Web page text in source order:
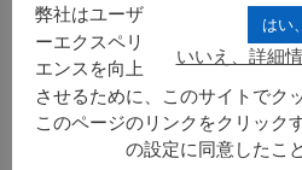
ントメ島、プリンシペ島、そして
和制の島国です。ポルトガル語諸
用語アフリカ諸国加盟国です。
国土は、1,001 km²、人口は
ントメ島とプリンシペ島の二島と
されています。ガボン沖250 –
島で、最高峰はサントメ島のサン
はい
いいえ、詳細
弊社はユーザ
ーエクスペリ
エンスを向上
させるために、このサイトでク
このページのリンクをクリック
の設定に同意したこ